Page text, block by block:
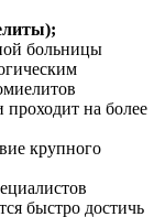
больницы
на более
крупного
быстро достичь